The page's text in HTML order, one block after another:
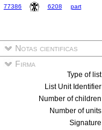
77386
6208 part
Notas cientificas
Firma
Type of list
List Unit Identifier
Number of children
Number of units
Signature